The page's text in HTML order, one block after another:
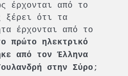
έρχονται από το
ξέρει ότι τα
έρχονται από το
πρώτο ηλεκτρικό
από τον Έλληνα
στην Σύρο ;